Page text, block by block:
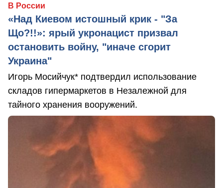
В России
«Над Киевом истошный крик - "За
Що?!!»: ярый укронацист призвал
остановить войну, "иначе сгорит
Украина"
Игорь Мосийчук* подтвердил использование
складов гипермаркетов в Незалежной для
тайного хранения вооружений.